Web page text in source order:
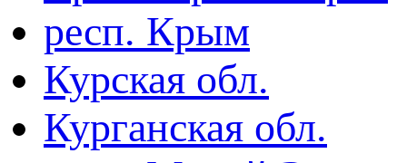
респ. Крым
Курская обл.
Курганская обл.